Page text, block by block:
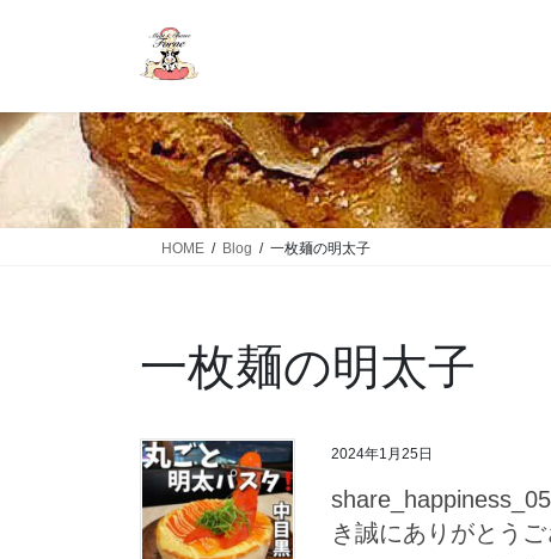
HOME Blog 一枚麺の明太子
一枚麺の明太子
2024年1月25日
き誠にありがとう